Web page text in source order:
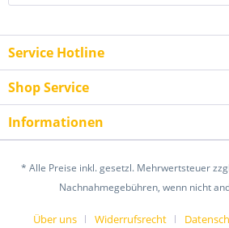
Service Hotline
Shop Service
Informationen
* Alle Preise inkl. gesetzl. Mehrwertsteuer
Nachnahmegebühren, wenn nicht
Über uns Widerrufsrecht